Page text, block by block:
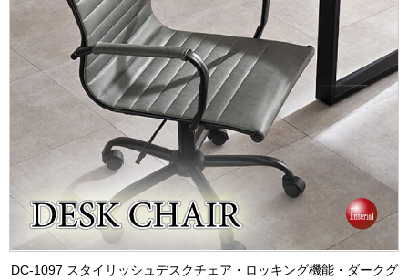
DC-1097 スタイリッシュデスクチェア・ロッキング機能・ダークグ